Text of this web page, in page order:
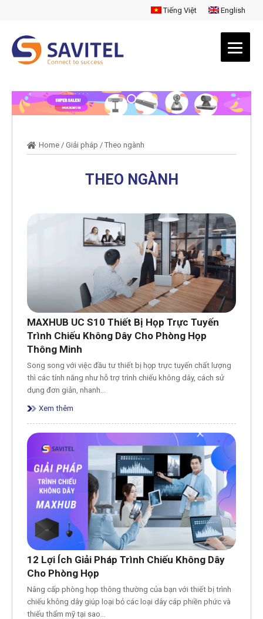
Tiếng Việt English
Home / Giải pháp /Theo ngành
THEO NGÀNH
MAXHUB UC S10 Thiết Bị Họp Trực Tuyến
Trình Chiếu Không Dây Cho Phòng Họp
Thông Minh
Song song với việc đầu tư thiết bị họp trực tuyến chất lượng
thì các tính năng như hỗ trợ trình chiếu không dây, cách sử
dụng đơn giản, nhanh…
Xem thêm
12 Lợi Ích Giải Pháp Trình Chiếu Không Dây
Cho Phòng Họp
Nâng cấp phòng họp thông thường của bạn với thiết bị trình
chiếu không dây giúp loại bỏ các loại dây cáp phiền phức và
thiếu thẩm mỹ tại sao…